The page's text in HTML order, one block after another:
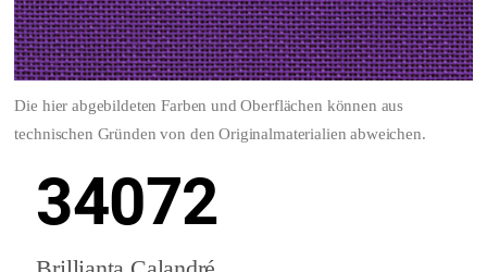
Die hier abgebildeten Farben und Oberflächen können aus
technischen Gründen von den Originalmaterialien abweichen.
34072